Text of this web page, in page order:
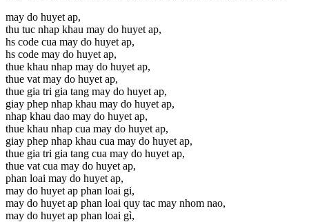
may do huyet ap,
thu tuc nhap khau may do huyet ap,
hs code cua may do huyet ap,
hs code may do huyet ap,
thue khau nhap may do huyet ap,
thue vat may do huyet ap,
thue gia tri gia tang may do huyet ap,
giay phep nhap khau may do huyet ap,
nhap khau dao may do huyet ap,
thue khau nhap cua may do huyet ap,
giay phep nhap khau cua may do huyet ap,
thue gia tri gia tang cua may do huyet ap,
thue vat cua may do huyet ap,
phan loai may do huyet ap,
may do huyet ap phan loai gi,
may do huyet ap phan loai quy tac may nhom nao,
may do huyet ap phan loai gì,